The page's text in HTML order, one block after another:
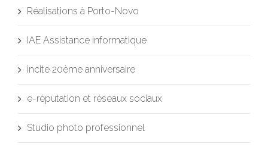
Réalisations à Porto-Novo
IAE Assistance informatique
incite 20ème anniversaire
e-réputation et réseaux sociaux
Studio photo professionnel